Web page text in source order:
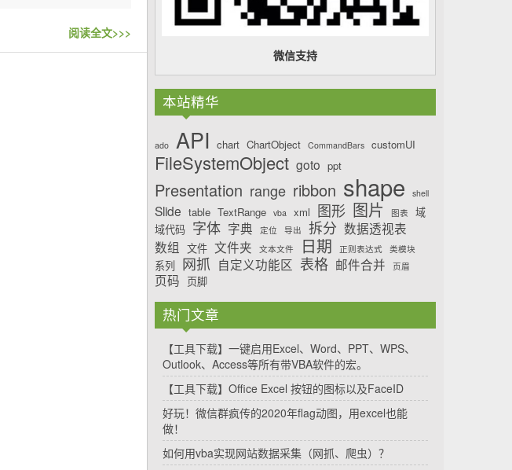
阅读全文>>>
微信支持
本站精华
ado API chart ChartObject CommandBars customUI
FileSystemObject goto ppt
Presentation range ribbon shape shell
Slide table TextRange vba xml 图形 图片 图表
域
域代码 字体 字典 定位 导出 拆分 数据透视表
数组 文件 文件夹 文本文件 日期 正则表达式 类模块
系列 网抓 自定义功能区 表格 邮件合并 页眉
页码 页脚
热门文章
【工具下载】一键启用Excel、Word、PPT、WPS、
Outlook、Access等所有带VBA软件的宏。
【工具下载】Office Excel 按钮的图标以及FaceID
好玩！微信群疯传的2020年flag动图，用excel也能
做！
如何用vba实现网站数据采集（网抓、爬虫）？